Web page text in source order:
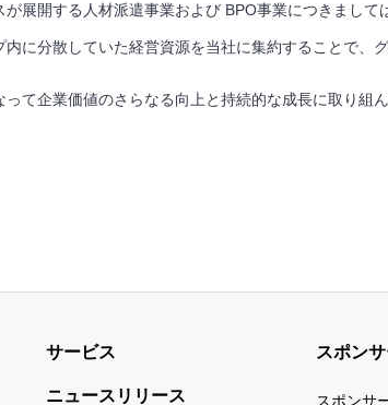
展開する人材派遣事業および BPO事業につきまして
に分散していた経営資源を当社に集約することで、
て企業価値のさらなる向上と持続的な成長に取り組ん
サービス
ニュースリリース
スポン
スポンサ